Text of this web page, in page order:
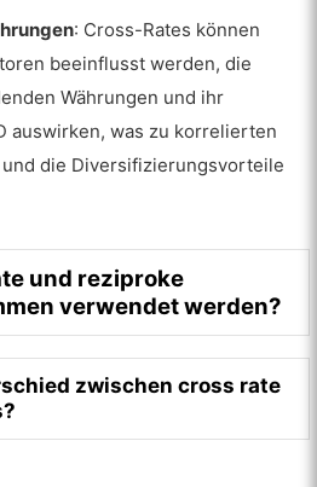
: Cross-Rates können
beeinflusst werden, die
Währungen und ihr
auswirken, was zu korrelierten
die Diversifizierungsvorteile
und reziproke
verwendet werden?
zwischen cross rate